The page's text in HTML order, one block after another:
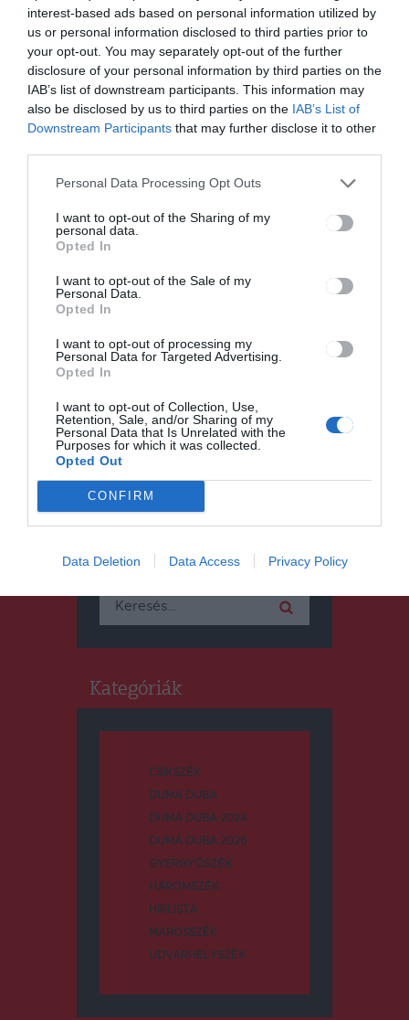
interest-based ads based on personal information utilized by
us or personal information disclosed to third parties prior to
your opt-out. You may separately opt-out of the further
disclosure of your personal information by third parties on the
IAB’s list of downstream participants. This information may
also be disclosed by us to third parties on the IAB’s List of
Downstream Participants that may further disclose it to other
Personal Data Processing Opt Outs
I want to opt-out of the Sharing of my
personal data.
Opted In
I want to opt-out of the Sale of my
Personal Data.
Opted In
I want to opt-out of processing my
Personal Data for Targeted Advertising.
Opted In
I want to opt-out of Collection, Use,
Retention, Sale, and/or Sharing of my
Personal Data that Is Unrelated with the
Purposes for which it was collected.
Opted Out
CONFIRM
Data Deletion Data Access Privacy Policy
HÍRLISTA
Hat új eset a megyéből
Sepsiszentgyörgyön a Google
autói
Keresés:
Kategóriák
CSÍKSZÉK
DUMA DUBA
DUMA DUBA 2024
DUMA DUBA 2026
GYERGYÓSZÉK
HÁROMSZÉK
HÍRLISTA
MAROSSZÉK
UDVARHELYSZÉK